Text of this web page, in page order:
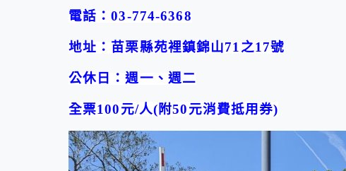
電話：03-774-6368
地址：苗栗縣苑裡鎮錦山71 之17號
公休日：週一、週二
全票100元/人(附50元消費抵用券)